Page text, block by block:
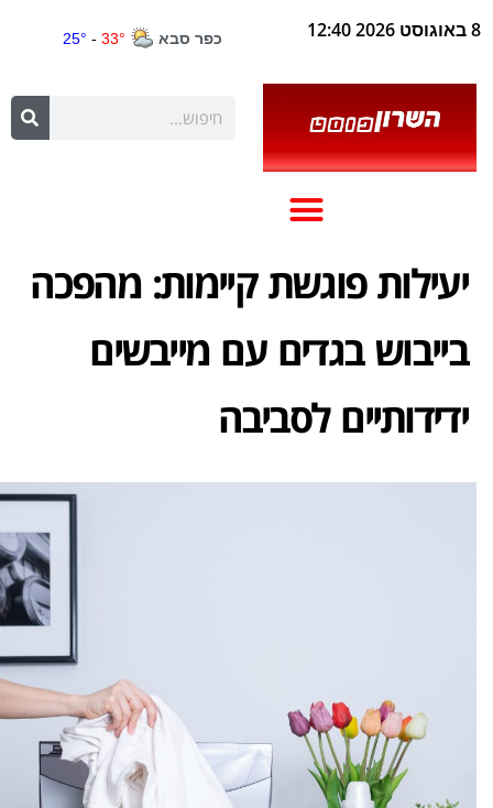
8 באוגוסט 2026 12:40
יעילות פוגשת קיימות: מהפכה
בייבוש בגדים עם מייבשים
ידידותיים לסביבה